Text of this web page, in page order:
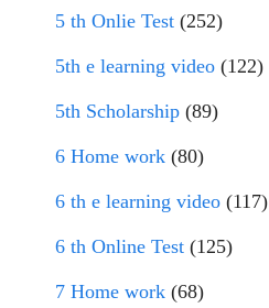
5 th Onlie Test (252)
5th e learning video (122)
5th Scholarship (89)
6 Home work (80)
6 th e learning video (117)
6 th Online Test (125)
7 Home work (68)